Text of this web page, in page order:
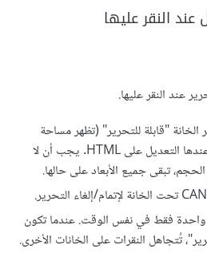
عند النقر عليها
عند النقر عليها.
"قابلة للتحرير" (تظهر مساحة
نصّيّة داخلها)، ويمكننا عندها التعديل على HTML. يجب أن لا
تبقى جميع الأبعاد على حالها.
واحدة فقط في نفس الوقت. عندما تكون
تُتجاهل النقرات على الخانات الأخرى.